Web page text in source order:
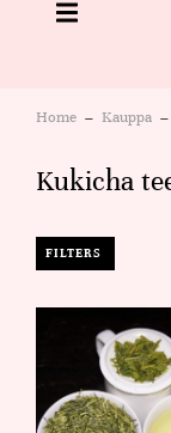
You are here:
Home Kauppa
Kukicha
FILTERS